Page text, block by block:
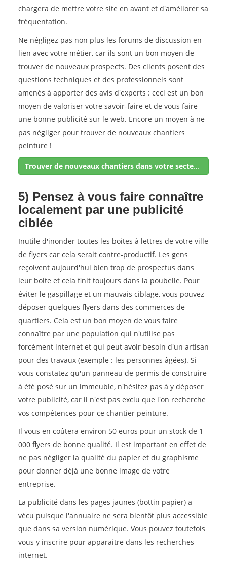
chargera de mettre votre site en avant et d'améliorer sa
fréquentation.
Ne négligez pas non plus les forums de discussion en
lien avec votre métier, car ils sont un bon moyen de
trouver de nouveaux prospects. Des clients posent des
questions techniques et des professionnels sont
amenés à apporter des avis d'experts : ceci est un bon
moyen de valoriser votre savoir-faire et de vous faire
une bonne publicité sur le web. Encore un moyen à ne
pas négliger pour trouver de nouveaux chantiers
peinture !
Trouver de nouveaux chantiers dans votre secteur !
5) Pensez à vous faire connaître
localement par une publicité
ciblée
Inutile d'inonder toutes les boites à lettres de votre ville
de flyers car cela serait contre-productif. Les gens
reçoivent aujourd'hui bien trop de prospectus dans
leur boite et cela finit toujours dans la poubelle. Pour
éviter le gaspillage et un mauvais ciblage, vous pouvez
déposer quelques flyers dans des commerces de
quartiers. Cela est un bon moyen de vous faire
connaître par une population qui n'utilise pas
forcément internet et qui peut avoir besoin d'un artisan
pour des travaux (exemple : les personnes âgées). Si
vous constatez qu'un panneau de permis de construire
à été posé sur un immeuble, n'hésitez pas à y déposer
votre publicité, car il n'est pas exclu que l'on recherche
vos compétences pour ce chantier peinture.
Il vous en coûtera environ 50 euros pour un stock de 1
000 flyers de bonne qualité. Il est important en effet de
ne pas négliger la qualité du papier et du graphisme
pour donner déjà une bonne image de votre
entreprise.
La publicité dans les pages jaunes (bottin papier) a
vécu puisque l'annuaire ne sera bientôt plus accessible
que dans sa version numérique. Vous pouvez toutefois
vous y inscrire pour apparaitre dans les recherches
internet.